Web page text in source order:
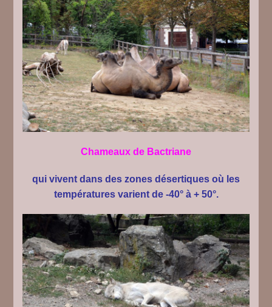
Chameaux de Bactriane
qui vivent dans des zones désertiques où les
températures varient de -40° à + 50°.